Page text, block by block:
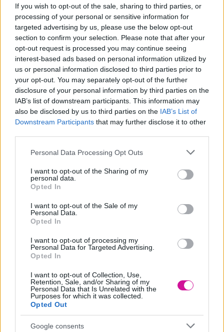
If you wish to opt-out of the sale, sharing to third parties, or
processing of your personal or sensitive information for
targeted advertising by us, please use the below opt-out
section to confirm your selection. Please note that after your
opt-out request is processed you may continue seeing
interest-based ads based on personal information utilized by
us or personal information disclosed to third parties prior to
your opt-out. You may separately opt-out of the further
disclosure of your personal information by third parties on the
IAB’s list of downstream participants. This information may
also be disclosed by us to third parties on the IAB’s List of
Downstream Participants that may further disclose it to other
Please note that this website/app uses one or more Google
not limited to your visit or usage behaviour. You may click to
grant or deny consent to Google and its third-party tags to
use your data for below specified purposes in below Google
consent section.
Personal Data Processing Opt Outs
I want to opt-out of the Sharing of my
personal data.
Opted In
I want to opt-out of the Sale of my
Personal Data.
Opted In
I want to opt-out of processing my
Personal Data for Targeted Advertising.
Opted In
I want to opt-out of Collection, Use,
Retention, Sale, and/or Sharing of my
Personal Data that Is Unrelated with the
Purposes for which it was collected.
Opted Out
Google consents